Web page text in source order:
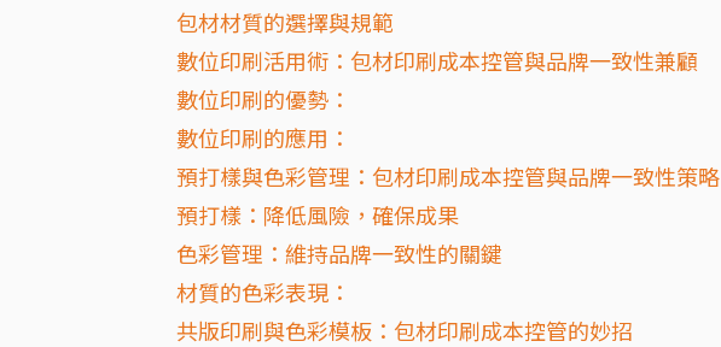
包材材質的選擇與規範
數位印刷活用術：包材印刷成本控管與品牌一致性兼顧
數位印刷的優勢：
數位印刷的應用：
預打樣與色彩管理：包材印刷成本控管與品牌一致性策略
預打樣：降低風險，確保成果
色彩管理：維持品牌一致性的關鍵
材質的色彩表現：
共版印刷與色彩模板：包材印刷成本控管的妙招